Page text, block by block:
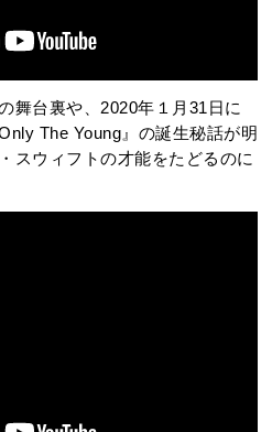
舞台裏や、2020年１月31日に
The Young』の誕生秘話が明
スウィフトの才能をたどるのに